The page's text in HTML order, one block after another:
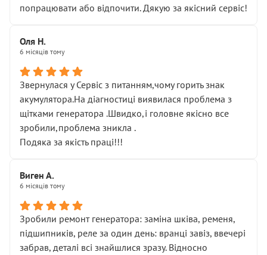
попрацювати або відпочити. Дякую за якісний сервіс!
Оля Н.
6 місяців тому
Звернулася у Сервіс з питанням,чому горить знак
акумулятора.На діагностиці виявилася проблема з
щітками генератора .Швидко,і головне якісно все
зробили,проблема зникла .
Подяка за якість праці!!!
Виген А.
6 місяців тому
Зробили ремонт генератора: заміна шківа, ременя,
підшипників, реле за один день: вранці завіз, ввечері
забрав, деталі всі знайшлися зразу. Відносно